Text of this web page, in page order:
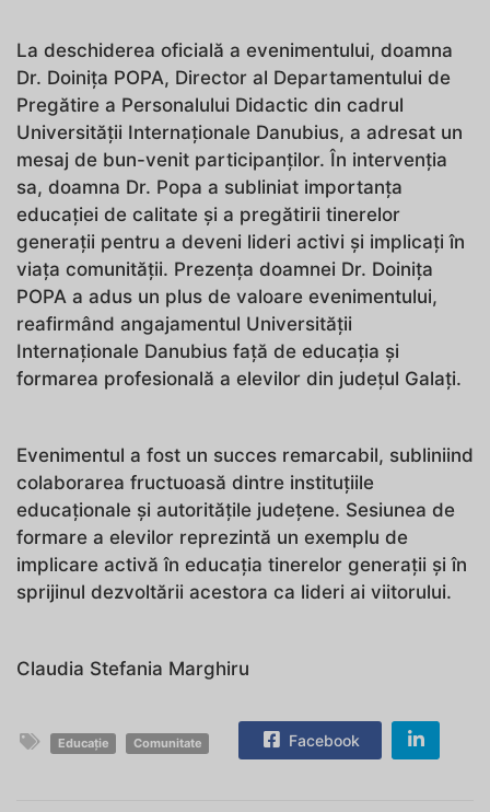
La deschiderea oficială a evenimentului, doamna
Dr. Doinița POPA, Director al Departamentului de
Pregătire a Personalului Didactic din cadrul
Universității Internaționale Danubius, a adresat un
mesaj de bun-venit participanților. În intervenția
sa, doamna Dr. Popa a subliniat importanța
educației de calitate și a pregătirii tinerelor
generații pentru a deveni lideri activi și implicați în
viața comunității. Prezența doamnei Dr. Doinița
POPA a adus un plus de valoare evenimentului,
reafirmând angajamentul Universității
Internaționale Danubius față de educația și
formarea profesională a elevilor din județul Galați.
Evenimentul a fost un succes remarcabil, subliniind
colaborarea fructuoasă dintre instituțiile
educaționale și autoritățile județene. Sesiunea de
formare a elevilor reprezintă un exemplu de
implicare activă în educația tinerelor generații și în
sprijinul dezvoltării acestora ca lideri ai viitorului.
Claudia Stefania Marghiru
Educație Comunitate Facebook